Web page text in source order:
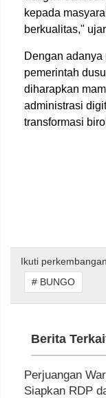
kepada
berkualitas,"
Dengan
pemerintah
diharapkan
administrasi
transformasi
Ikuti
# BUNGO
Berita
Perjuangan
Siapkan RDP